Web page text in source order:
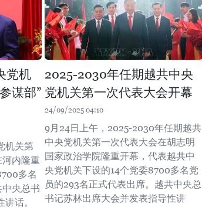
党机
谋部”
机关第
内隆重
多名
央总书
话。
2025-2030年任期越共中央
党机关第一次代表大会开幕
24/09/2025 04:10
9月24日上午，2025-2030年任期越共
中央党机关第一次代表大会在胡志明
国家政治学院隆重开幕，代表越共中
央党机关下设的14个党委8700多名党
员的293名正式代表出席。越共中央总
书记苏林出席大会并发表指导性讲